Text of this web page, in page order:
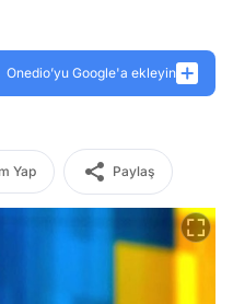
Onedio’yu Google'a ekleyin
Yap Paylaş